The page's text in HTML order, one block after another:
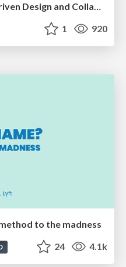
Introduction to Domain-Driven Design and Collaborative software design
1 920
to the madness
24 4.1k